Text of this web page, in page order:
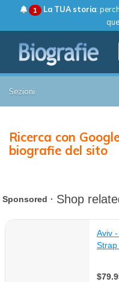
1 La TUA storia:
Sezioni
Ricerca con
biografie del sito